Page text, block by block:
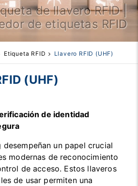
de llavero RFID |
de etiquetas RFID
Etiqueta RFID Llavero RFID (UHF)
(UHF)
de identidad
desempeñan un papel crucial
modernas de reconocimiento
de acceso. Estos llaveros
de usar permiten una